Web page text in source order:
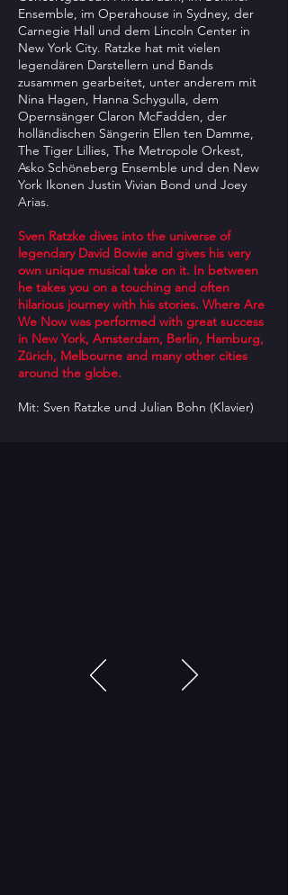
Ensemble, im Operahouse in Sydney, der
Carnegie Hall und dem Lincoln Center in
New York City. Ratzke hat mit vielen
legendären Darstellern und Bands
zusammen gearbeitet, unter anderem mit
Nina Hagen, Hanna Schygulla, dem
Opernsänger Claron McFadden, der
holländischen Sängerin Ellen ten Damme,
The Tiger Lillies, The Metropole Orkest,
Asko Schöneberg Ensemble und den New
York Ikonen Justin Vivian Bond und Joey
Arias.
Sven Ratzke dives into the universe of
legendary David Bowie and gives his very
own unique musical take on it. In between
he takes you on a touching and often
hilarious journey with his stories. Where Are
We Now was performed with great success
in New York, Amsterdam, Berlin, Hamburg,
Zürich, Melbourne and many other cities
around the globe.
Mit: Sven Ratzke und Julian Bohn (Klavier)